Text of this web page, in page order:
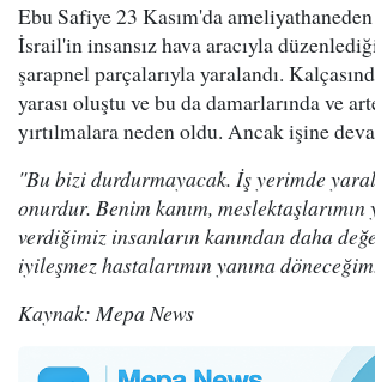
Ebu Safiye 23 Kasım'da
İsrail'in insansız hava aracıyla
şarapnel parçalarıyla yaralandı.
yarası oluştu ve bu da damarlarında ve
yırtılmalara neden oldu. Ancak işine
"Bu bizi durdurmayacak. İş yerimde
onurdur. Benim kanım, meslektaşlarımın
verdiğimiz insanların kanından daha
iyileşmez hastalarımın yanına
Kaynak: Mepa News